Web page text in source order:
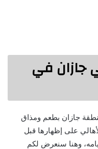
جازان في
جازان بطعم ومذاق
على إظهارها قبل
وهنا سنعرض لكم